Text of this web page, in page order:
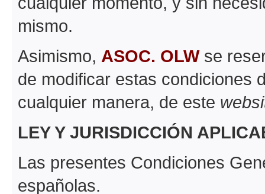
mismo.
Asimismo, ASOC. OLWse
de modificar estas condiciones
cualquier manera, de este
LEY Y JURISDICCIÓN
Las presentes Condiciones
españolas.